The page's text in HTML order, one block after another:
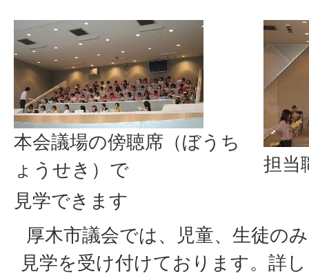
本会議場の傍聴席（ぼうち
ょうせき）で
見学できます
担当
厚木市議会では、児童、生徒の
見学を受け付けております。詳